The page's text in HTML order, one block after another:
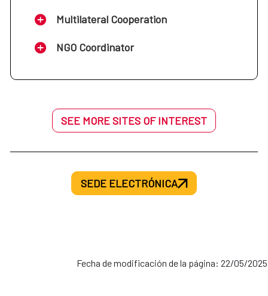
Multilateral Cooperation
NGO Coordinator
SEE MORE SITES OF INTEREST
SEDE ELECTRÓNICA
Fecha de modificación de la página: 22/05/2025